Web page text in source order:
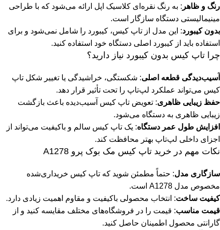
رنگ و ظاهر : به رنگ نقره‌ای کلاسیک اپل ارائه می‌شود که با طراحی
مینیمالیستی دستگاه سازگار است.
بدون کیبورد: این مدل از تاپ کیس، کیبورد را شامل نمی‌شود و برای
استفاده باید از کیبورد اصلی دستگاه خود استفاده کنید.
چرا تاپ کیس بدون کیبورد نیاز دارید؟
آسیب‌دیدگی قطعه اصلی: شکستگی، خراشیدگی یا تغییر شکل تاپ
کیس می‌تواند عملکرد لپ‌تاپ را تحت تأثیر قرار دهد.
حفظ زیبایی ظاهری: تعویض تاپ کیس آسیب‌دیده باعث بازگشت
زیبایی ظاهری به دستگاه می‌شود.
افزایش طول عمر دستگاه: یک تاپ کیس سالم و باکیفیت می‌تواند از
اجزای داخلی لپ‌تاپ بهتر محافظت کند.
نکات مهم در خرید تاپ کیس مک بوک پرو A1278
سازگاری مدل: حتماً مطمئن شوید که تاپ کیس خریداری‌شده
مخصوص مدل A1278 است.
کیفیت ساخت: انتخاب محصولی باکیفیت و مقاوم اهمیت زیادی دارد.
قیمت مناسب: قیمت را در فروشگاه‌های مختلف مقایسه کنید و از
گارانتی محصول اطمینان حاصل کنید.